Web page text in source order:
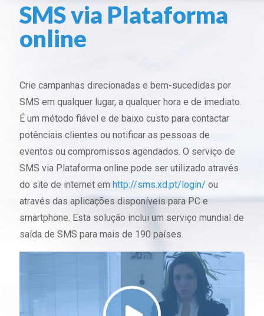
SMS via Plataforma
online
Crie campanhas direcionadas e bem-sucedidas por
SMS em qualquer lugar, a qualquer hora e de imediato.
É um método fiável e de baixo custo para contactar
potênciais clientes ou notificar as pessoas de
eventos ou compromissos agendados. O serviço de
SMS via Plataforma online pode ser utilizado através
do site de internet em http://sms.xd.pt/login/ ou
através das aplicações disponíveis para PC e
smartphone. Esta solução inclui um serviço mundial de
saída de SMS para mais de 190 países.